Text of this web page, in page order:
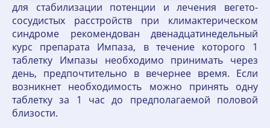
для стабилизации потенции и лечения вегето-
сосудистых расстройств при климактерическом
синдроме рекомендован двенадцатинедельный
курс препарата Импаза, в течение которого 1
таблетку Импазы необходимо принимать через
день, предпочтительно в вечернее время. Если
возникнет необходимость можно принять одну
таблетку за 1 час до предполагаемой половой
близости.